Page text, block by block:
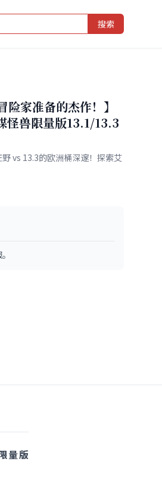
搜索
家准备的杰作！】
兽限量版13.1/13.3
vs 13.3的欧洲桶深邃！探索艾
量版